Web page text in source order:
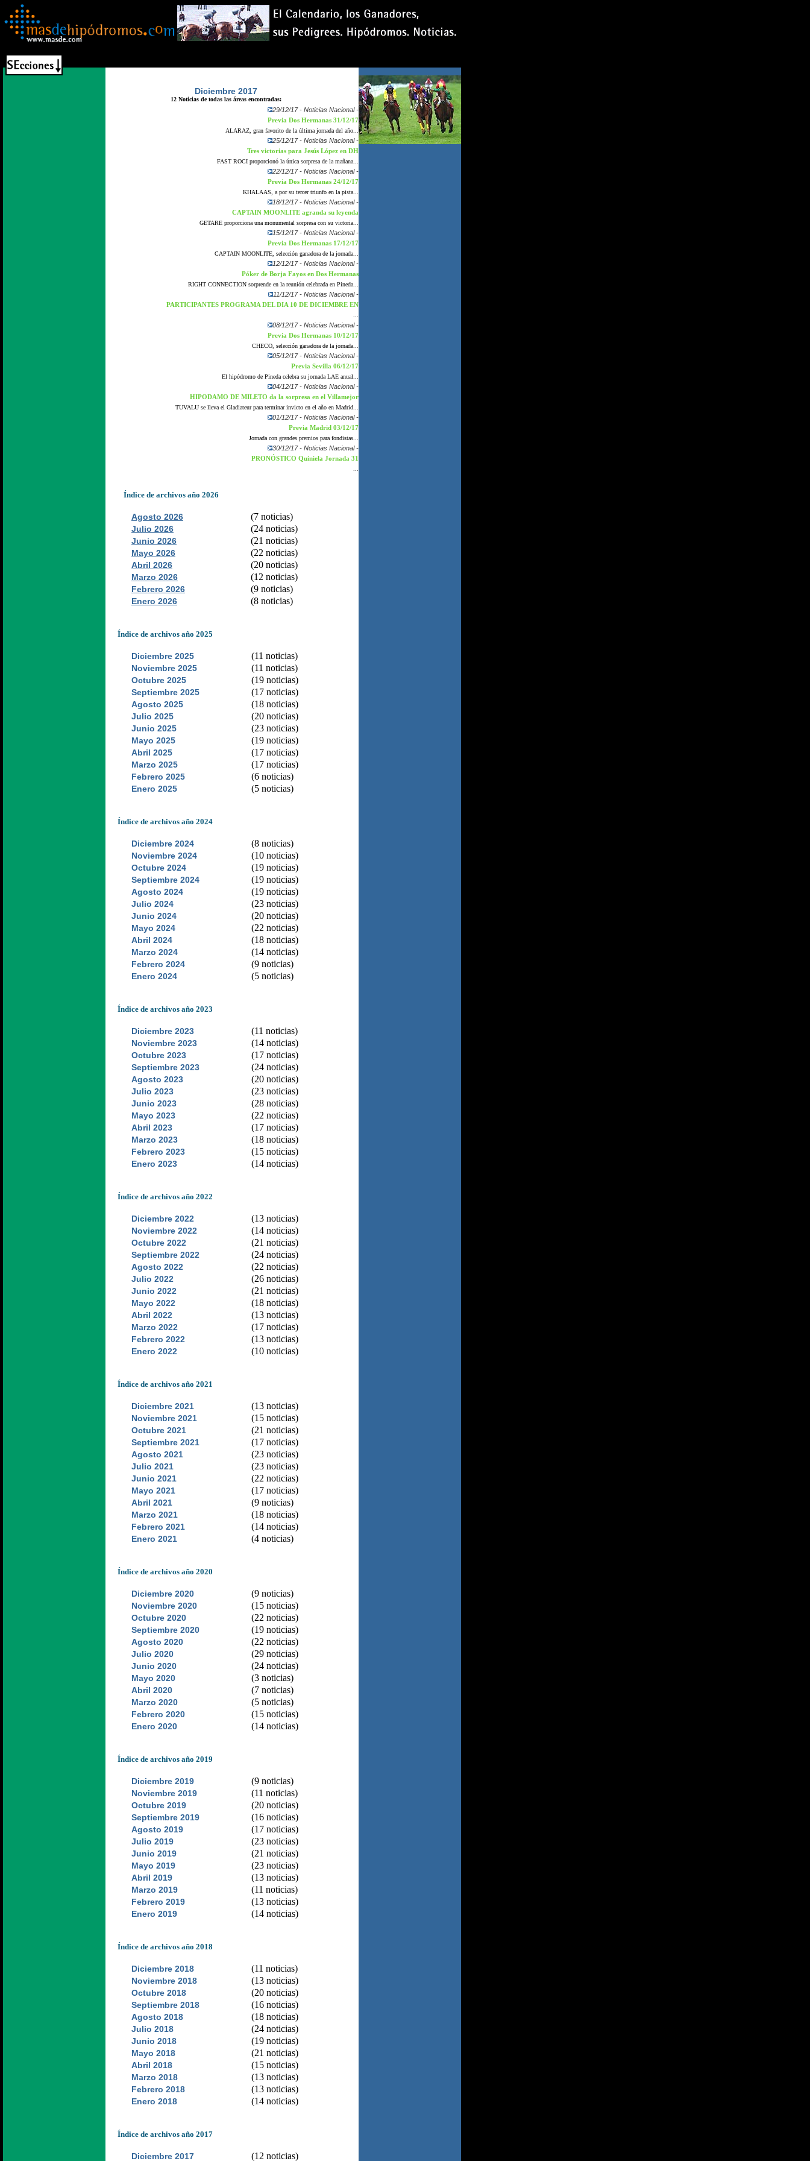
Diciembre 2017
12 Noticias de todas las áreas encontradas:
29/12/17 - Noticias Nacional -
Previa Dos Hermanas 31/12/17
ALARAZ, gran favorito de la última jornada del año...
25/12/17 - Noticias Nacional -
Tres victorias para Jesús López en DH
FAST ROCI proporcionó la única sorpresa de la mañana...
22/12/17 - Noticias Nacional -
Previa Dos Hermanas 24/12/17
KHALAAS, a por su tercer triunfo en la pista...
18/12/17 - Noticias Nacional -
CAPTAIN MOONLITE agranda su leyenda
GETARE proporciona una monumental sorpresa con su victoria...
15/12/17 - Noticias Nacional -
Previa Dos Hermanas 17/12/17
CAPTAIN MOONLITE, selección ganadora de la jornada...
12/12/17 - Noticias Nacional -
Póker de Borja Fayos en Dos Hermanas
RIGHT CONNECTION sorprende en la reunión celebrada en Pineda...
11/12/17 - Noticias Nacional -
PARTICIPANTES PROGRAMA DEL DIA 10 DE DICIEMBRE EN
08/12/17 - Noticias Nacional -
Previa Dos Hermanas 10/12/17
CHECO, selección ganadora de la jornada...
05/12/17 - Noticias Nacional -
Previa Sevilla 06/12/17
El hipódromo de Pineda celebra su jornada LAE anual...
04/12/17 - Noticias Nacional -
HIPODAMO DE MILETO da la sorpresa en el Villamejor
TUVALU se lleva el Gladiateur para terminar invicto en el año en Madrid...
01/12/17 - Noticias Nacional -
Previa Madrid 03/12/17
Jornada con grandes premios para fondistas...
30/12/17 - Noticias Nacional -
PRONÓSTICO Quiniela Jornada 31
Índice de archivos año 2026
Agosto 2026 (7 noticias)
Julio 2026 (24 noticias)
Junio 2026 (21 noticias)
Mayo 2026 (22 noticias)
Abril 2026 (20 noticias)
Marzo 2026 (12 noticias)
Febrero 2026 (9 noticias)
Enero 2026 (8 noticias)
Índice de archivos año 2025
Diciembre 2025 (11 noticias)
Noviembre 2025 (11 noticias)
Octubre 2025 (19 noticias)
Septiembre 2025 (17 noticias)
Agosto 2025 (18 noticias)
Julio 2025 (20 noticias)
Junio 2025 (23 noticias)
Mayo 2025 (19 noticias)
Abril 2025 (17 noticias)
Marzo 2025 (17 noticias)
Febrero 2025 (6 noticias)
Enero 2025 (5 noticias)
Índice de archivos año 2024
Diciembre 2024 (8 noticias)
Noviembre 2024 (10 noticias)
Octubre 2024 (19 noticias)
Septiembre 2024 (19 noticias)
Agosto 2024 (19 noticias)
Julio 2024 (23 noticias)
Junio 2024 (20 noticias)
Mayo 2024 (22 noticias)
Abril 2024 (18 noticias)
Marzo 2024 (14 noticias)
Febrero 2024 (9 noticias)
Enero 2024 (5 noticias)
Índice de archivos año 2023
Diciembre 2023 (11 noticias)
Noviembre 2023 (14 noticias)
Octubre 2023 (17 noticias)
Septiembre 2023 (24 noticias)
Agosto 2023 (20 noticias)
Julio 2023 (23 noticias)
Junio 2023 (28 noticias)
Mayo 2023 (22 noticias)
Abril 2023 (17 noticias)
Marzo 2023 (18 noticias)
Febrero 2023 (15 noticias)
Enero 2023 (14 noticias)
Índice de archivos año 2022
Diciembre 2022 (13 noticias)
Noviembre 2022 (14 noticias)
Octubre 2022 (21 noticias)
Septiembre 2022 (24 noticias)
Agosto 2022 (22 noticias)
Julio 2022 (26 noticias)
Junio 2022 (21 noticias)
Mayo 2022 (18 noticias)
Abril 2022 (13 noticias)
Marzo 2022 (17 noticias)
Febrero 2022 (13 noticias)
Enero 2022 (10 noticias)
Índice de archivos año 2021
Diciembre 2021 (13 noticias)
Noviembre 2021 (15 noticias)
Octubre 2021 (21 noticias)
Septiembre 2021 (17 noticias)
Agosto 2021 (23 noticias)
Julio 2021 (23 noticias)
Junio 2021 (22 noticias)
Mayo 2021 (17 noticias)
Abril 2021 (9 noticias)
Marzo 2021 (18 noticias)
Febrero 2021 (14 noticias)
Enero 2021 (4 noticias)
Índice de archivos año 2020
Diciembre 2020 (9 noticias)
Noviembre 2020 (15 noticias)
Octubre 2020 (22 noticias)
Septiembre 2020 (19 noticias)
Agosto 2020 (22 noticias)
Julio 2020 (29 noticias)
Junio 2020 (24 noticias)
Mayo 2020 (3 noticias)
Abril 2020 (7 noticias)
Marzo 2020 (5 noticias)
Febrero 2020 (15 noticias)
Enero 2020 (14 noticias)
Índice de archivos año 2019
Diciembre 2019 (9 noticias)
Noviembre 2019 (11 noticias)
Octubre 2019 (20 noticias)
Septiembre 2019 (16 noticias)
Agosto 2019 (17 noticias)
Julio 2019 (23 noticias)
Junio 2019 (21 noticias)
Mayo 2019 (23 noticias)
Abril 2019 (13 noticias)
Marzo 2019 (11 noticias)
Febrero 2019 (13 noticias)
Enero 2019 (14 noticias)
Índice de archivos año 2018
Diciembre 2018 (11 noticias)
Noviembre 2018 (13 noticias)
Octubre 2018 (20 noticias)
Septiembre 2018 (16 noticias)
Agosto 2018 (18 noticias)
Julio 2018 (24 noticias)
Junio 2018 (19 noticias)
Mayo 2018 (21 noticias)
Abril 2018 (15 noticias)
Marzo 2018 (13 noticias)
Febrero 2018 (13 noticias)
Enero 2018 (14 noticias)
Índice de archivos año 2017
Diciembre 2017 (12 noticias)